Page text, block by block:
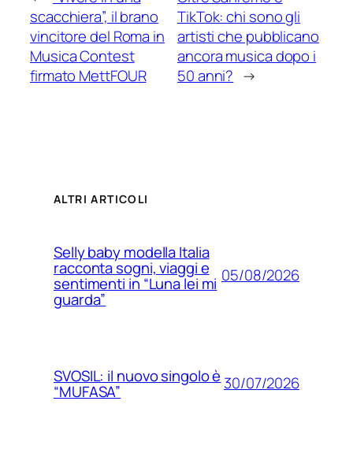
scacchiera”, il brano
vincitore del Roma in
Musica Contest
firmato MettFOUR
TikTok: chi sono gli
artisti che pubblicano
ancora musica dopo i
50 anni? →
ALTRI ARTICOLI
Selly baby modella Italia
racconta sogni, viaggi e
sentimenti in “Luna lei mi
guarda”
05/08/2026
SVOSIL: il nuovo singolo è
“MUFASA” 30/07/2026